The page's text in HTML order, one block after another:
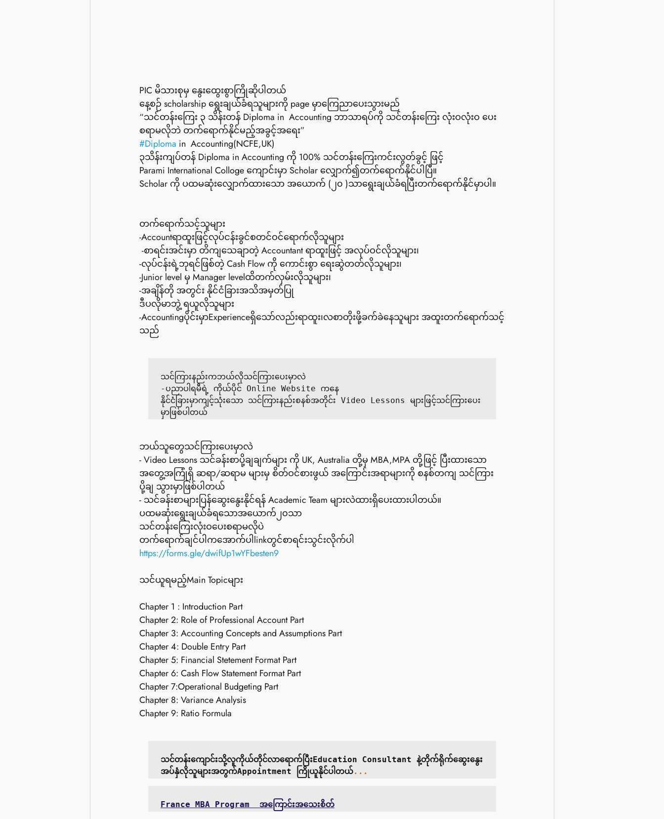
PIC မိသားစုမှ နွေးထွေးစွာကြိုဆိုပါတယ်
နေ့စဉ် scholarship ​ရွေးချယ်ခံရသူများကို page မှာကြေညာပေးသွားမည်
“သင်တန်းကြေး ၃ သိန်းတန် Diploma in  Accounting ဘာသာရပ်ကို သင်တန်းကြေး လုံးဝလုံးဝ ပေး
စရာမလိုဘဲ တက်ရောက်နိုင်မည့်အခွင့်အရေး”
#Diploma in  Accounting(NCFE,UK)
၃သိန်းကျပ်တန် Diploma in Accounting ကို 100% သင်တန်းကြေးကင်းလွတ်ခွင့် ဖြင့်
Parami International Colloge ကျောင်းမှာ Scholar လျှောက်၍တက်ရောက်နိုင်ပါပြီ။
Scholar ကို ပထမဆုံးလျှောက်ထားသော အယောက် (၂၀ )သာရွေးချယ်ခံရပြီးတက်ရောက်နိုင်မှာပါ။
တက်ရောက်သင့်သူများ
-Accountရာထူးဖြင့်လုပ်ငန်းခွင်စတင်ဝင်ရောက်လိုသူများ
-စာရင်းအင်းမှာ တိကျသေချာတဲ့ Accountant ရာထူးဖြင့် အလုပ်ဝင်လိုသူများ၊
-လုပ်ငန်းရဲ့ဘုရင်ဖြစ်တဲ့ Cash Flow ကို ကောင်းစွာ ရေးဆွဲတတ်လိုသူများ၊
-Junior level မှ Manager levelထိတက်လှမ်းလိုသူများ၊
-အချိန်တို အတွင်း နိုင်ငံခြားအသိအမှတ်ပြု
ဒီပလိုမာဘွဲ့ ရယူလိုသူများ
-Accountingပိုင်းမှာExperienceရှိသော်လည်းရာထူး၊လစာတိုးဖို့ခက်ခဲနေသူများ အထူးတက်ရောက်သင့်
သည်
သင်ကြားနည်းကဘယ်လိုသင်ကြားပေးမှာလဲ
-ပညာပါရမီရဲ့ ကိုယ်ပိုင် Online Website ကနေ
နိုင်ငံခြားမှာကျင့်သုံးသော သင်ကြားနည်းစနစ်အတိုင်း Video Lessons များဖြင့်သင်ကြားပေး
ဘယ်သူတွေသင်ကြားပေးမှာလဲ
- Video Lessons သင်ခန်းစာပို့ချချက်များ ကို UK, Australia တို့မှ MBA,MPA တို့ဖြင့် ပြီးထားသော
အတွေ့အကြုံရှိ ဆရာ/ဆရာမ များမှ စိတ်ဝင်စားဖွယ် အကြောင်းအရာများကို စနစ်တကျ သင်ကြား
ပို့ချ သွားမှာဖြစ်ပါတယ်
- သင်ခန်းစာများပြန်ဆွေးနွေးနိုင်ရန် Academic Team များလဲထားရှိပေးထားပါတယ်။
ပထမဆုံးရွေးချယ်ခံရသောအယောက်၂၀သာ
သင်တန်းကြေးလုံးဝပေးစရာမလိုပဲ
တက်ရောက်ချင်ပါကအောက်ပါlinkတွင်စာရင်းသွင်းလိုက်ပါ
https://forms.gle/dwifUp1wYFbesten9
သင်ယူရမည့်Main Topicများ
Chapter 1 : Introduction Part
Chapter 2: Role of Professional Account Part
Chapter 3: Accounting Concepts and Assumptions Part
Chapter 4: Double Entry Part
Chapter 5: Financial Stetement Format Part
Chapter 6: Cash Flow Statement Format Part
Chapter 7:Operational Budgeting Part
Chapter 8: Variance Analysis
Chapter 9: Ratio Formula
သင်တန်းကျောင်းသို့လူကိုယ်တိုင်လာရောက်ပြီးEducation Consultant နဲ့တိုက်ရိုက်ဆွေးနွေး
အပ်နှံလိုသူများအတွက်Appointment ကြိုယူနိုင်ပါတယ်...
France MBA Program  အကြောင်းအသေးစိတ်